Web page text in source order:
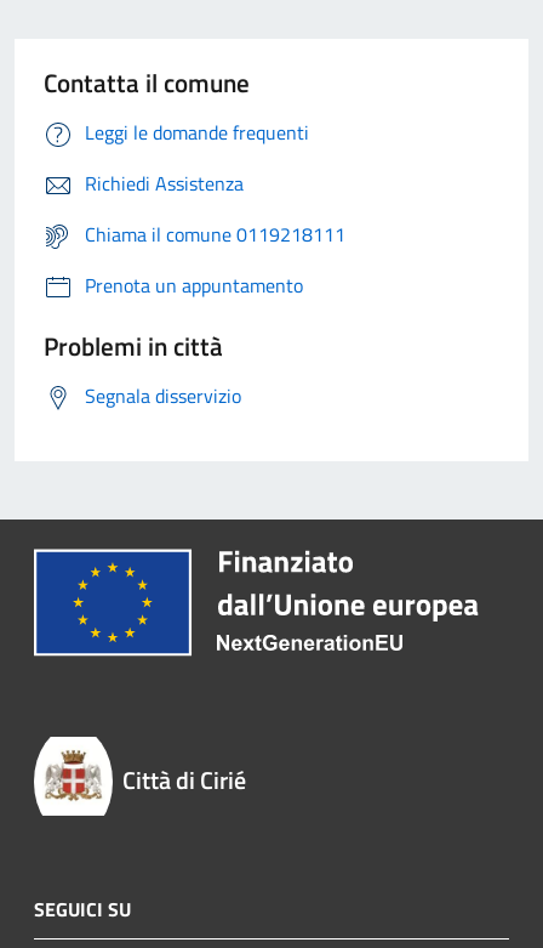
Contatta il comune
Leggi le domande frequenti
Richiedi Assistenza
Chiama il comune 0119218111
Prenota un appuntamento
Problemi in città
Segnala disservizio
Città di Cirié
SEGUICI SU